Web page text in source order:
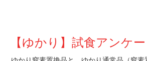
【ゆかり】試食アンケー